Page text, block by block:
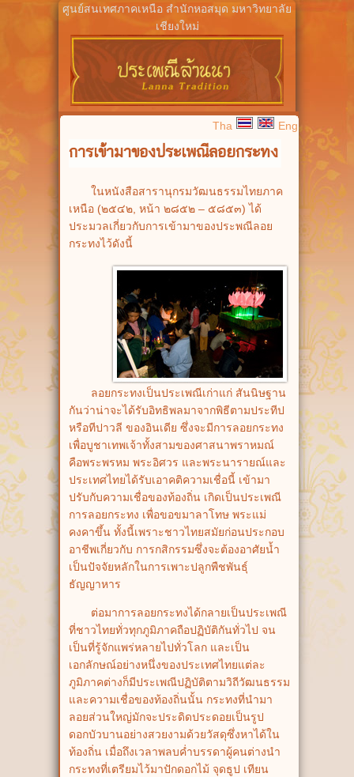
ศูนย์สนเทศภาคเหนือ สำนักหอสมุด มหาวิทยาลัย
เชียงใหม่
Tha Eng
การเข้ามาของประเพณีลอยกระทง
ในหนังสือสารานุกรมวัฒนธรรมไทยภาค
เหนือ (๒๕๔๒, หน้า ๒๘๕๒ – ๕๘๕๓) ได้
ประมวลเกี่ยวกับการเข้ามาของประพณีลอย
กระทงไว้ดังนี้
ลอยกระทงเป็นประเพณีเก่าแก่ สันนิษฐาน
กันว่าน่าจะได้รับอิทธิพลมาจากพิธีตามประทีป
หรือทีปาวลี ของอินเดีย ซึ่งจะมีการลอยกระทง
เพื่อบูชาเทพเจ้าทั้งสามของศาสนาพราหมณ์
คือพระพรหม พระอิศวร และพระนารายณ์และ
ประเทศไทยได้รับเอาคติความเชื่อนี้ เข้ามา
ปรับกับความเชื่อของท้องถิ่น เกิดเป็นประเพณี
การลอยกระทง เพื่อขอขมาลาโทษ พระแม่
คงคาขึ้น ทั้งนี้เพราะชาวไทยสมัยก่อนประกอบ
อาชีพเกี่ยวกับ การกสิกรรมซึ่งจะต้องอาศัยน้ำ
เป็นปัจจัยหลักในการเพาะปลูกพืชพันธุ์
ธัญญาหาร
ต่อมาการลอยกระทงได้กลายเป็นประเพณี
ที่ชาวไทยทั่วทุกภูมิภาคถือปฏิบัติกันทั่วไป จน
เป็นที่รู้จักแพร่หลายไปทั่วโลก และเป็น
เอกลักษณ์อย่างหนึ่งของประเทศไทยแต่ละ
ภูมิภาคต่างก็มีประเพณีปฏิบัติตามวิถีวัฒนธรรม
และความเชื่อของท้องถิ่นนั้น กระทงที่นำมา
ลอยส่วนใหญ่มักจะประดิดประดอยเป็นรูป
ดอกบัวบานอย่างสวยงามด้วยวัสดุซึ่งหาได้ใน
ท้องถิ่น เมื่อถึงเวลาพลบค่ำบรรดาผู้คนต่างนำ
กระทงที่เตรียมไว้มาปักดอกไม้ จุดธูป เทียน